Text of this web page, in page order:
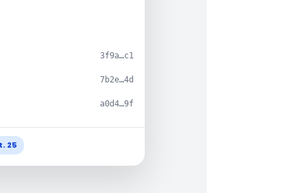
3f9a…c1
7b2e…4d
a0d4…9f
25